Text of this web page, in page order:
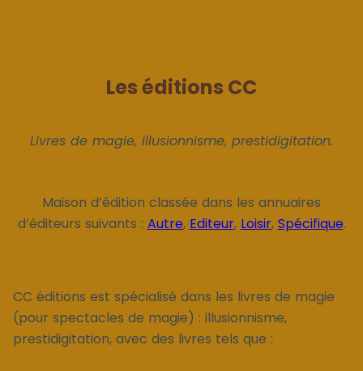
Les éditions CC
Livres de magie, illusionnisme, prestidigitation.
Maison d’édition classée dans les annuaires
d’éditeurs suivants : Autre, Editeur, Loisir, Spécifique.
CC éditions est spécialisé dans les livres de magie
(pour spectacles de magie) : illusionnisme,
prestidigitation, avec des livres tels que :